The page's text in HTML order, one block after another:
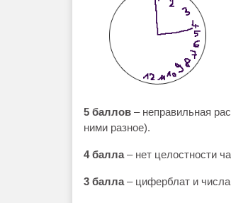
5 баллов – неправильная
ними разное).
4 балла– нет целостности
3 балла– циферблат и